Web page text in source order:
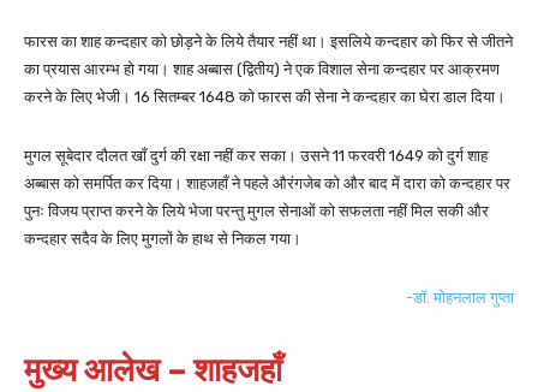
फारस का शाह कन्दहार को छोड़ने के लिये तैयार नहीं था। इसलिये कन्दहार को फिर से जीतने
का प्रयास आरम्भ हो गया। शाह अब्बास (द्वितीय) ने एक विशाल सेना कन्दहार पर आक्रमण
करने के लिए भेजी। 16 सितम्बर 1648 को फारस की सेना ने कन्दहार का घेरा डाल दिया।
मुगल सूबेदार दौलत खाँ दुर्ग की रक्षा नहीं कर सका। उसने 11 फरवरी 1649 को दुर्ग शाह
अब्बास को समर्पित कर दिया। शाहजहाँ ने पहले औरंगजेब को और बाद में दारा को कन्दहार पर
पुनः विजय प्राप्त करने के लिये भेजा परन्तु मुगल सेनाओं को सफलता नहीं मिल सकी और
कन्दहार सदैव के लिए मुगलों के हाथ से निकल गया।
-डॉ. मोहनलाल गुप्ता
मुख्य आलेख – शाहजहाँ